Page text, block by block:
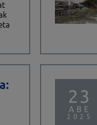
23
ABE
2025